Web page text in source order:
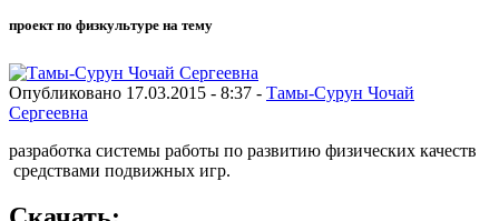
проект по физкультуре на тему
Опубликовано 17.03.2015 - 8:37 - Тамы-Сурун Чочай
Сергеевна
разработка системы работы по развитию физических качеств
средствами подвижных игр.